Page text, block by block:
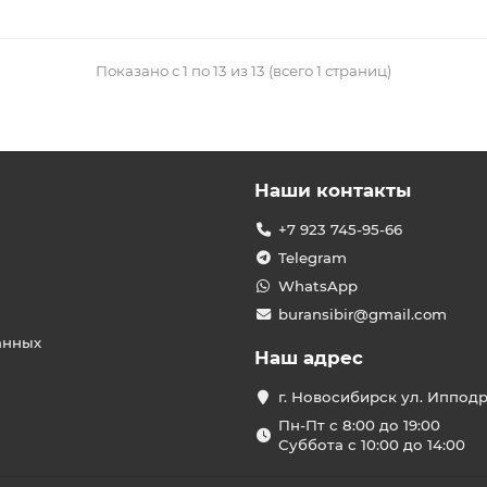
Показано с 1 по 13 из 13 (всего 1 страниц)
Наши контакты
+7 923 745-95-66
Telegram
WhatsApp
buransibir@gmail.com
Наш адрес
г. Новосибирск ул.
Пн-Пт с 8:00 до 19:00
Суббота с 10:00 до 14:00